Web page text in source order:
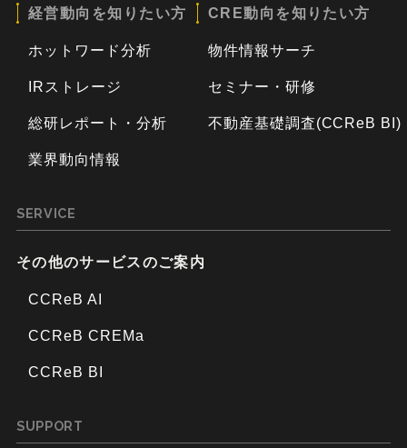
経営動向を知りたい方
ホットワード分析
IRストレージ
総研レポート・分析
業界動向情報
CRE動向を知りたい方
物件情報サーチ
セミナー・研修
不動産基礎調査(CCReB BI)
SERVICE
その他のサービスのご案内
CCReB AI
CCReB CREMa
CCReB BI
SUPPORT